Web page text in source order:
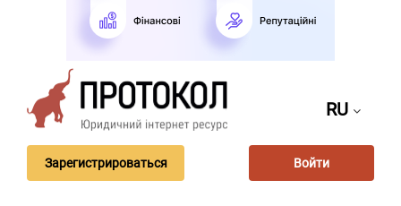
RU
Зарегистрироваться Войти